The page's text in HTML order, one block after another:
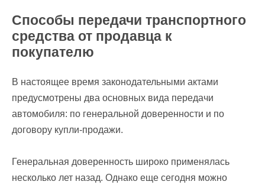
Способы передачи транспортного
средства от продавца к
покупателю
В настоящее время законодательными актами
предусмотрены два основных вида передачи
автомобиля: по генеральной доверенности и по
договору купли-продажи.
Генеральная доверенность широко применялась
несколько лет назад. Однако еще сегодня можно